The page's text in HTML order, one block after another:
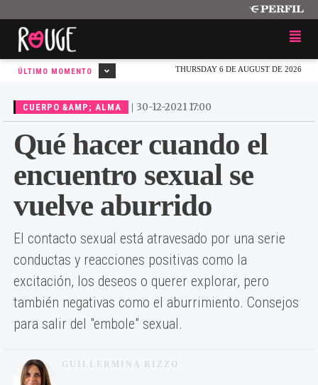
THURSDAY 6 DE AUGUST DE 2026
ÚLTIMO MOMENTO
CUERPO &AMP; ALMA | 30-12-2021 17:00
Qué hacer cuando el
encuentro sexual se
vuelve aburrido
El contacto sexual está atravesado por una serie
conductas y reacciones positivas como la
excitación, los deseos o querer explorar, pero
también negativas como el aburrimiento. Consejos
para salir del "embole" sexual.
GUILLERMINA RIZZO